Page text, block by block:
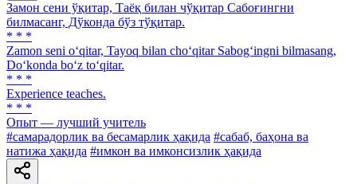
Замон сени ўқитар, Таёқ билан чўқитар Сабоғингни
билмасанг, Дўконда бўз тўқитар.
* * *
Zamon seni o‘qitar, Tayoq bilan cho‘qitar Sabog‘ingni bilmasang,
Do‘konda bo‘z to‘qitar.
* * *
Experience teaches.
* * *
Опыт — лучший учитель
#самарадорлик ва бесамарлик ҳақида #сабаб, баҳона ва
натижа ҳақида #имкон ва имконсизлик ҳақида